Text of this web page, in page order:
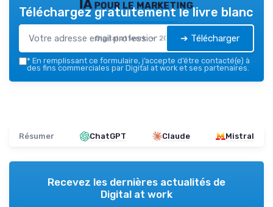
IA pour le marketing
Digital at work — 2026
Téléchargez gratuitement le livre blanc
➔ Télécharger
* En remplissant ce formulaire, j’accepte d’être contacté(e) à
des fins commerciales par Digital at work et ses partenaires.
Résumer ChatGPT Claude Mistral
Recevez les dernières actualités de
Digital at work